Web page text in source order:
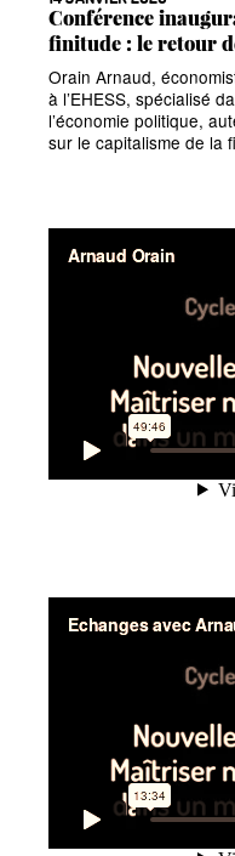
Conférence
finitude : le retour
Orain Arnaud,
à l’EHESS, spécialisé
l’économie politique,
sur le capitalisme de la